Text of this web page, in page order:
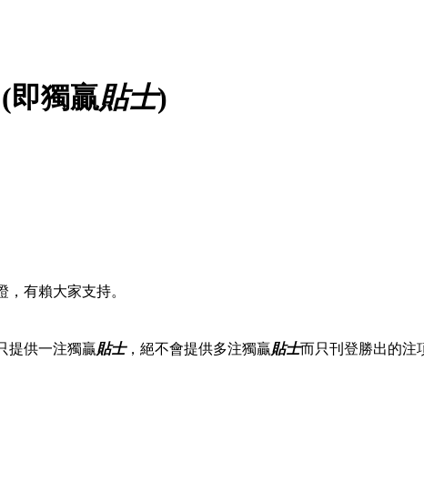
獨贏貼士)
有賴大家支持。
提供一注獨贏貼士，絕不會提供多注獨贏貼士而只刊登勝出的注